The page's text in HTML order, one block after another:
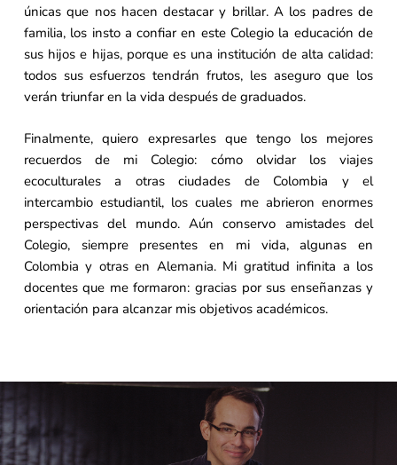
únicas que nos hacen destacar y brillar. A los padres de
familia, los insto a confiar en este Colegio la educación de
sus hijos e hijas, porque es una institución de alta calidad:
todos sus esfuerzos tendrán frutos, les aseguro que los
verán triunfar en la vida después de graduados.
Finalmente, quiero expresarles que tengo los mejores
recuerdos de mi Colegio: cómo olvidar los viajes
ecoculturales a otras ciudades de Colombia y el
intercambio estudiantil, los cuales me abrieron enormes
perspectivas del mundo. Aún conservo amistades del
Colegio, siempre presentes en mi vida, algunas en
Colombia y otras en Alemania. Mi gratitud infinita a los
docentes que me formaron: gracias por sus enseñanzas y
orientación para alcanzar mis objetivos académicos.